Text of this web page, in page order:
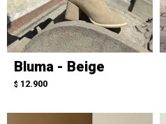
Bluma - Beige
$ 12.900